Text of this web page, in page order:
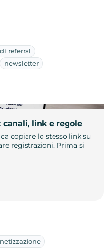
referral
newsletter
canali, link e regole
copiare lo stesso link su
registrazioni. Prima si